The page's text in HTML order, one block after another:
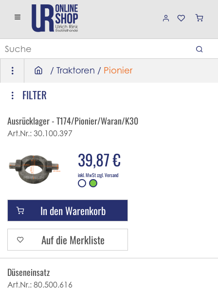
/ Traktoren / Pionier
FILTER
Ausrücklager - T174/Pionier/Waran/K30
Art.Nr.: 30.100.397
39,87 €
inkl. MwSt zzgl. Versand
In den Warenkorb
Auf die Merkliste
Düseneinsatz
Art.Nr.: 80.500.616